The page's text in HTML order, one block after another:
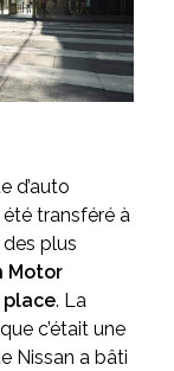
d’auto
transféré à
plus
Motor
place. La
c’était une
Nissan a bâti